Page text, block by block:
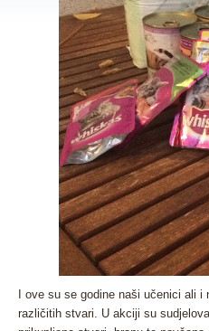
I ove su se godine naši učenici ali
različitih stvari. U akciji su